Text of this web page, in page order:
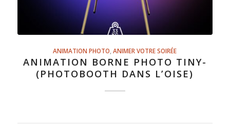
ANIMATION PHOTO ,ANIMER VOTRE SOIRÉE
ANIMATION BORNE PHOTO TINY-
(PHOTOBOOTH DANS L’OISE)